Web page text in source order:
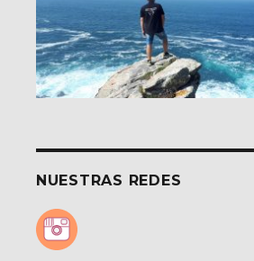
NUESTRAS REDES